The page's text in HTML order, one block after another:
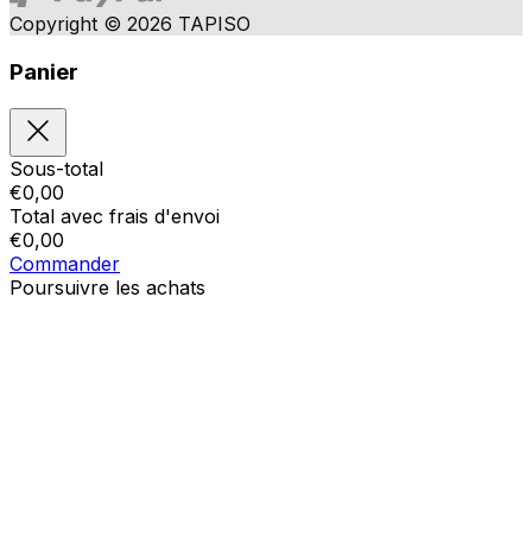
Copyright © 2026 TAPISO
Panier
Sous-total
€0,00
Total avec frais d'envoi
€0,00
Commander
Poursuivre les achats